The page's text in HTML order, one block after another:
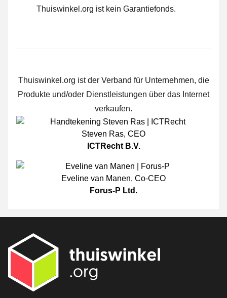
Thuiswinkel.org ist kein Garantiefonds.
Thuiswinkel.org ist der Verband für Unternehmen, die
Produkte und/oder Dienstleistungen über das Internet
verkaufen.
Steven Ras, CEO
ICTRecht B.V.
Eveline van Manen, Co-CEO
Forus-P Ltd.